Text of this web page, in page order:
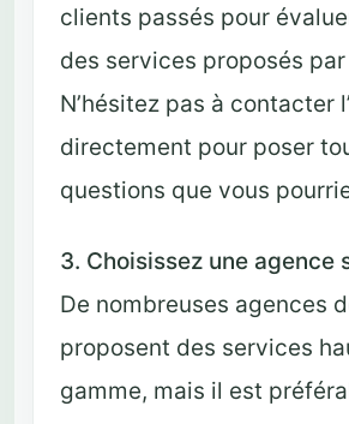
clients passés pour
des services proposés par
N’hésitez pas à contacter
directement pour poser
questions que vous
3. Choisissez une agence
De nombreuses agences
proposent des services
gamme, mais il est